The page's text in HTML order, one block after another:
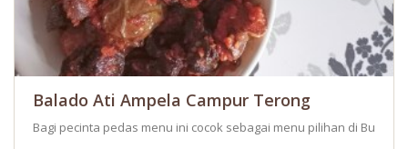
Balado Ati Ampela Campur Terong
Bagi pecinta pedas menu ini cocok sebagai menu pilihan di Bulan